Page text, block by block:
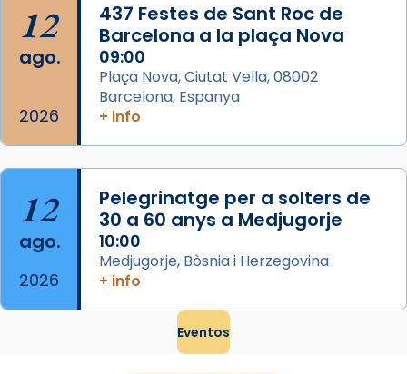
View on Facebook · Share
12
ago.
2026
437 Festes de Sant Roc de
Barcelona a la plaça Nova
09:00
Plaça Nova, Ciutat Vella, 08002
Barcelona, Espanya
+ info
12
ago.
2026
Pelegrinatge per a solters de
30 a 60 anys a Medjugorje
10:00
Medjugorje, Bòsnia i Herzegovina
+ info
Eventos